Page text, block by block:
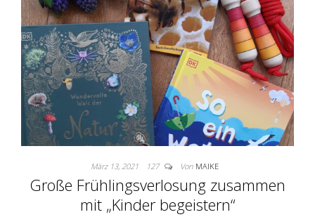
März 13, 2021 127 Von MAIKE
Große Frühlingsverlosung zusammen
mit „Kinder begeistern“